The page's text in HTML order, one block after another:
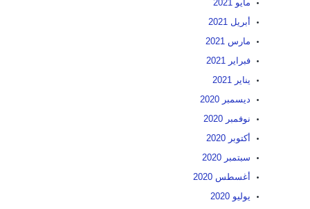
مايو 2021
أبريل 2021
مارس 2021
فبراير 2021
يناير 2021
ديسمبر 2020
نوفمبر 2020
أكتوبر 2020
سبتمبر 2020
أغسطس 2020
يوليو 2020